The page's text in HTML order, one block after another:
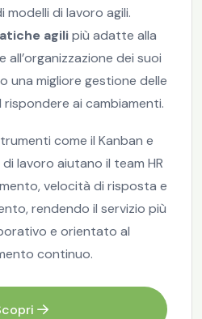
modelli di lavoro agili.
agilipiù adatte alla
all’organizzazione dei suoi
una migliore gestione delle
ai cambiamenti.
come il Kanban e
lavoro aiutano il team HR
velocità di risposta e
rendendo il servizio più
e orientato al
continuo.